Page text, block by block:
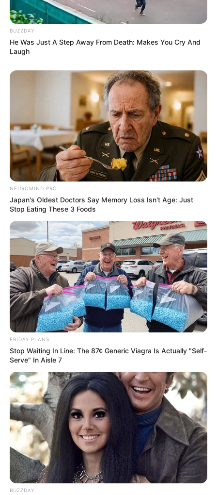
BUZZDAY
He Was Just A Step Away From Death: Makes You Cry And
Laugh
NEUROMIND PRO
Japan's Oldest Doctors Say Memory Loss Isn't Age: Just
Stop Eating These 3 Foods
FRIDAY PLANS
Stop Waiting In Line: The 87¢ Generic Viagra Is Actually "Self-
Serve" In Aisle 7
BUZZDAY